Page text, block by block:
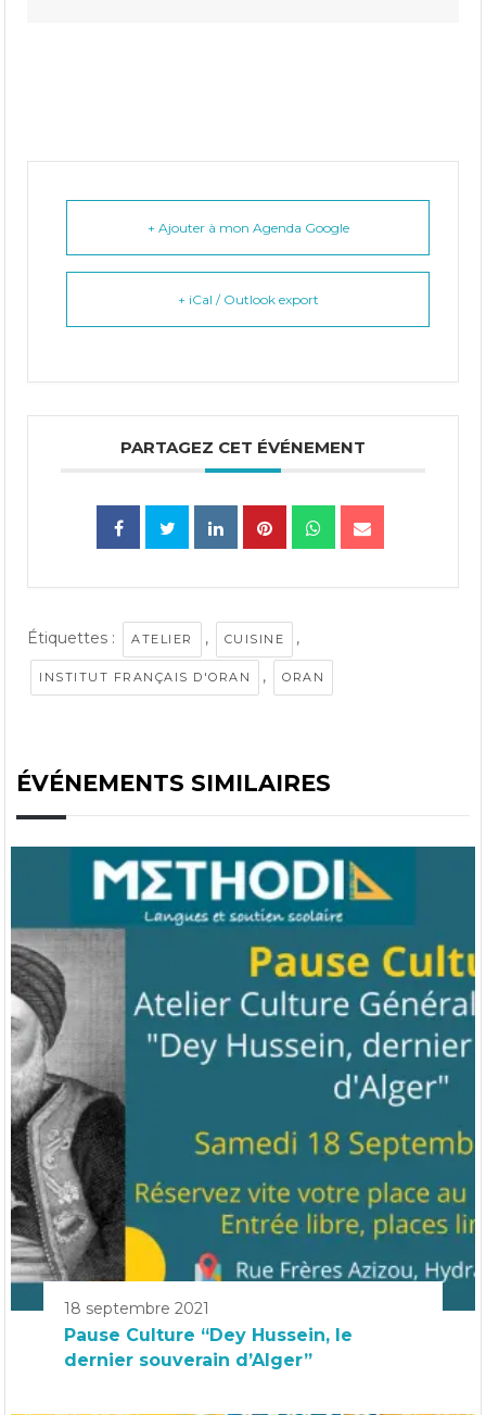
+ Ajouter à mon Agenda Google
+ iCal / Outlook export
PARTAGEZ CET ÉVÉNEMENT
Étiquettes : ATELIER , CUISINE ,
INSTITUT FRANÇAIS D'ORAN , ORAN
ÉVÉNEMENTS SIMILAIRES
18 septembre 2021
Pause Culture “Dey Hussein, le
dernier souverain d’Alger”